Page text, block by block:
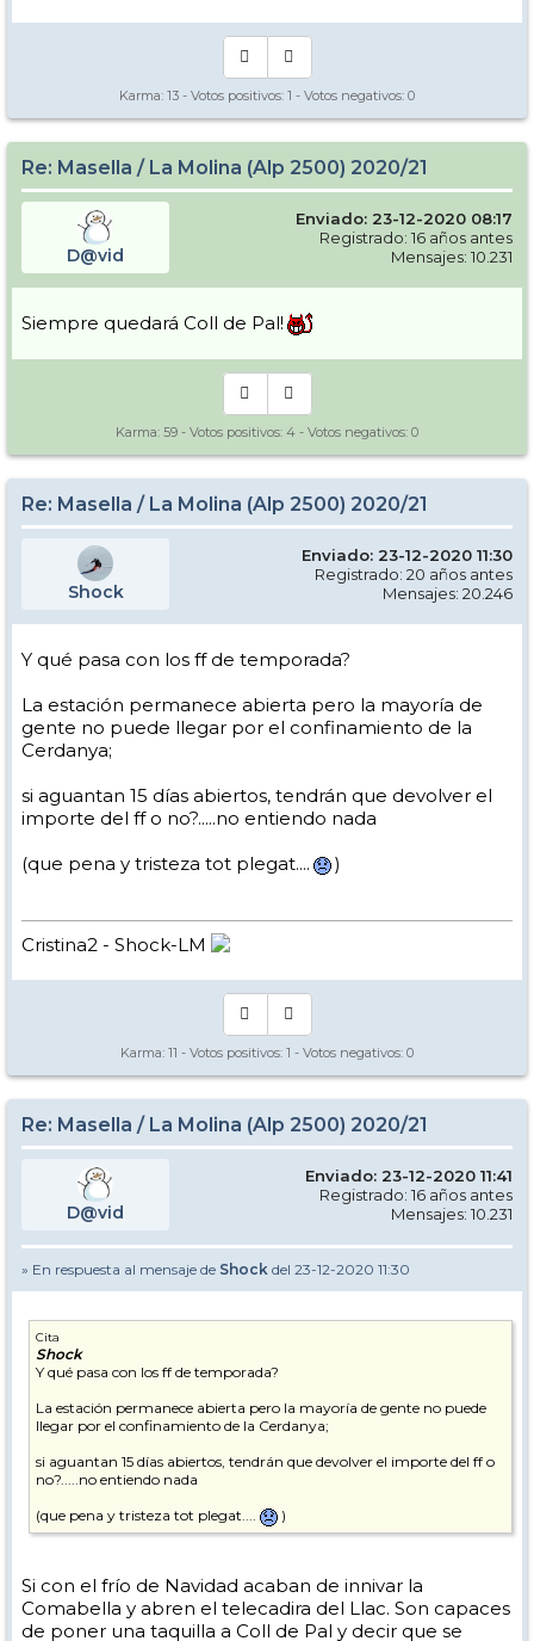
Karma: 13 - Votos positivos: 1 - Votos negativos: 0
Re: Masella / La Molina (Alp 2500) 2020/21
D@vid
Enviado: 23-12-2020 08:17
Registrado: 16 años antes
Mensajes: 10.231
Siempre quedará Coll de Pal!
Karma: 59 - Votos positivos: 4 - Votos negativos: 0
Re: Masella / La Molina (Alp 2500) 2020/21
Shock
Enviado: 23-12-2020 11:30
Registrado: 20 años antes
Mensajes: 20.246
Y qué pasa con los ff de temporada?
La estación permanece abierta pero la mayoría de
gente no puede llegar por el confinamiento de la
Cerdanya;
si aguantan 15 días abiertos, tendrán que devolver el
importe del ff o no?.....no entiendo nada
(que pena y tristeza tot plegat....
)
Cristina2 - Shock-LM
Karma: 11 - Votos positivos: 1 - Votos negativos: 0
Re: Masella / La Molina (Alp 2500) 2020/21
D@vid
Enviado: 23-12-2020 11:41
Registrado: 16 años antes
Mensajes: 10.231
» En respuesta al mensaje de Shock del 23-12-2020 11:30
Cita
Shock
Y qué pasa con los ff de temporada?
La estación permanece abierta pero la mayoría de gente no puede
llegar por el confinamiento de la Cerdanya;
si aguantan 15 días abiertos, tendrán que devolver el importe del ff o
no?.....no entiendo nada
(que pena y tristeza tot plegat....
)
Si con el frío de Navidad acaban de innivar la
Comabella y abren el telecadira del Llac. Son capaces
de poner una taquilla a Coll de Pal y decir que se